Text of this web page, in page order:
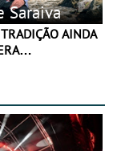
Saraiva